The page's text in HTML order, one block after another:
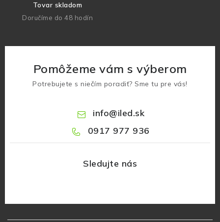
Tovar skladom
Doručíme do 48 hodín
Pomôžeme vám s výberom
Potrebujete s niečím poradiť? Sme tu pre vás!
info@iled.sk
0917 977 936